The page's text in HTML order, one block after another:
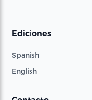
Ediciones
Spanish
English